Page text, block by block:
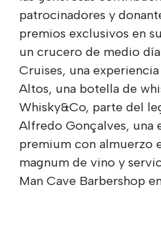
patrocinadores y
premios exclusivos en
un crucero de medio
Cruises, una
Altos, una botella de
Whisky&Co, parte del
Alfredo Gonçalves, una
premium con almuerzo
magnum de vino y
Man Cave Barbershop